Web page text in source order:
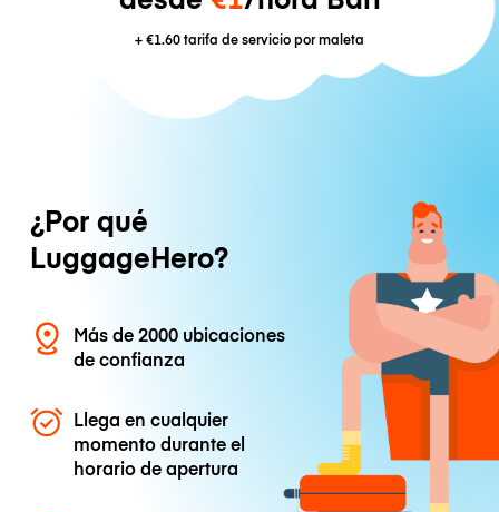
+€1.60tarifa de servicio por maleta
¿Por qué
LuggageHero?
Más de 2000 ubicaciones
de confianza
Llega en cualquier
momento durante el
horario de apertura